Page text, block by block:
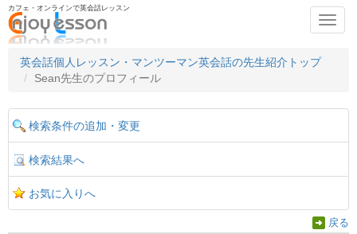
カフェ・オンラインで英会話レッスン
英会話個人レッスン・マンツーマン英会話の先生紹介トップ
Sean先生のプロフィール
検索条件の追加・変更
検索結果へ
お気に入りへ
戻る